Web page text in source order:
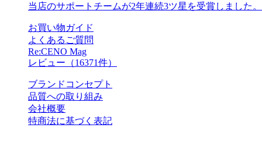
当店のサポートチームが2年連続3ツ星を受賞しました。
お買い物ガイド
よくあるご質問
Re:CENO Mag
レビュー（16371件）
ブランドコンセプト
品質への取り組み
会社概要
特商法に基づく表記